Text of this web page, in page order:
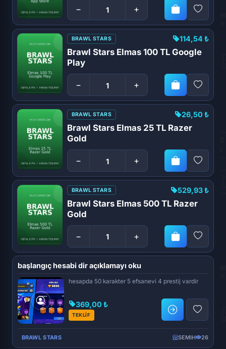
− +
BRAWL STARS
Brawl Stars Elmas 100 TL Google
Play
− +
114,54 ₺
BRAWL STARS
Brawl Stars Elmas 25 TL Razer
Gold
− +
26,50 ₺
BRAWL STARS
Brawl Stars Elmas 500 TL Razer
Gold
− +
529,93 ₺
başlangıç hesabi dir açıklamayı oku
hesapda 50 karakter 5 efsanevi 4 prestij vardir
369,00 ₺
TEKLİF
BRAWL STARS SEMIH 26